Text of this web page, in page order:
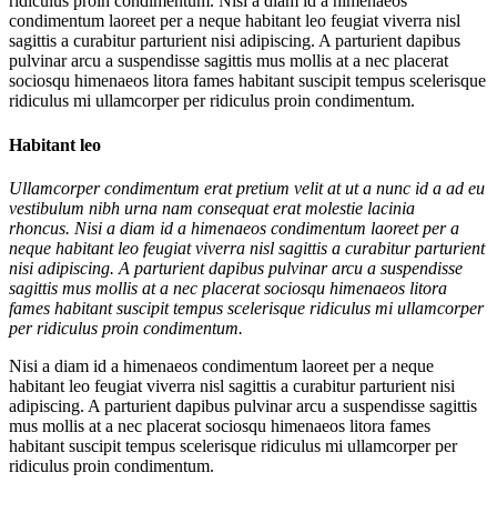
condimentum laoreet per a neque habitant leo feugiat viverra nisl
sagittis a curabitur parturient nisi adipiscing. A parturient dapibus
pulvinar arcu a suspendisse sagittis mus mollis at a nec placerat
sociosqu himenaeos litora fames habitant suscipit tempus scelerisque
ridiculus mi ullamcorper per ridiculus proin condimentum.
Habitant leo
Ullamcorper condimentum erat pretium velit at ut a nunc id a ad eu
vestibulum nibh urna nam consequat erat molestie lacinia
rhoncus. Nisi a diam id a himenaeos condimentum laoreet per a
neque habitant leo feugiat viverra nisl sagittis a curabitur parturient
nisi adipiscing. A parturient dapibus pulvinar arcu a suspendisse
sagittis mus mollis at a nec placerat sociosqu himenaeos litora
fames habitant suscipit tempus scelerisque ridiculus mi ullamcorper
per ridiculus proin condimentum.
Nisi a diam id a himenaeos condimentum laoreet per a neque
habitant leo feugiat viverra nisl sagittis a curabitur parturient nisi
adipiscing. A parturient dapibus pulvinar arcu a suspendisse sagittis
mus mollis at a nec placerat sociosqu himenaeos litora fames
habitant suscipit tempus scelerisque ridiculus mi ullamcorper per
ridiculus proin condimentum.